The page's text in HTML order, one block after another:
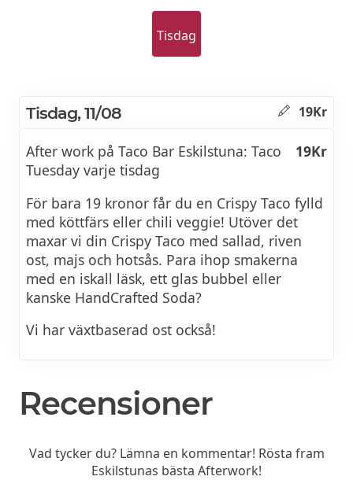
Tisdag
Tisdag, 11/08 19Kr
After work på Taco Bar Eskilstuna: Taco
Tuesday varje tisdag
19Kr
För bara 19 kronor får du en Crispy Taco fylld
med köttfärs eller chili veggie! Utöver det
maxar vi din Crispy Taco med sallad, riven
ost, majs och hotsås. Para ihop smakerna
med en iskall läsk, ett glas bubbel eller
kanske HandCrafted Soda?
Vi har växtbaserad ost också!
Recensioner
Vad tycker du? Lämna en kommentar! Rösta fram
Eskilstunas bästa Afterwork!